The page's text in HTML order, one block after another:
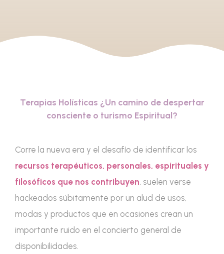
Terapias Holísticas ¿Un camino de despertar
consciente o turismo Espiritual?
Corre la nueva era y el desafío de identificar los
recursos terapéuticos, personales, espirituales y
filosóficos que nos contribuyen, suelen verse
hackeados súbitamente por un alud de usos,
modas y productos que en ocasiones crean un
importante ruido en el concierto general de
disponibilidades.